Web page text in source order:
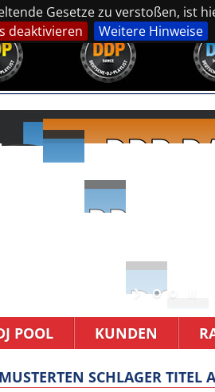
Gesetze zu verstoßen, ist
deaktivieren Weitere Hinweise
POOL KUNDEN
SCHLAGER TITEL